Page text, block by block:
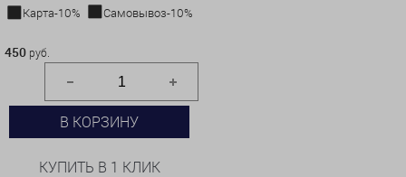
Карта-10%
Самовывоз-10%
450 руб.
В КОРЗИНУ
КУПИТЬ В 1 КЛИК